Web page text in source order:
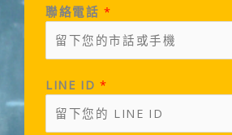
聯絡電話 *
LINE ID *